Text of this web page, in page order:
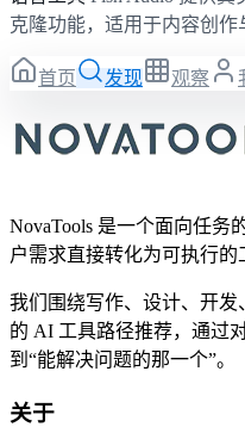
克隆功能，适用于内容创作
首页 发现 观察
NovaTools 是一个面向任务
户需求直接转化为可执行的
我们围绕写作、设计、开
的 AI 工具路径推荐，通过
到“能解决问题的那一个”。
关于